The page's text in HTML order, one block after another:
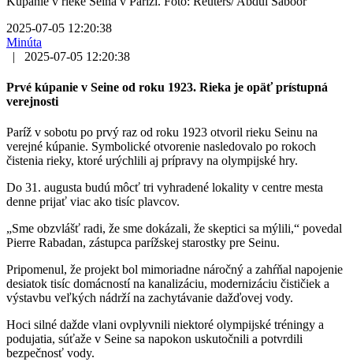
2025-07-05 12:20:38
Minúta
|
2025-07-05 12:20:38
Prvé kúpanie v Seine od roku 1923. Rieka je opäť prístupná
verejnosti
Paríž v sobotu po prvý raz od roku 1923 otvoril rieku Seinu na
verejné kúpanie. Symbolické otvorenie nasledovalo po rokoch
čistenia rieky, ktoré urýchlili aj prípravy na olympijské hry.
Do 31. augusta budú môcť tri vyhradené lokality v centre mesta
denne prijať viac ako tisíc plavcov.
„Sme obzvlášť radi, že sme dokázali, že skeptici sa mýlili,“ povedal
Pierre Rabadan, zástupca parížskej starostky pre Seinu.
Pripomenul, že projekt bol mimoriadne náročný a zahŕňal napojenie
desiatok tisíc domácností na kanalizáciu, modernizáciu čističiek a
výstavbu veľkých nádrží na zachytávanie dažďovej vody.
Hoci silné dažde vlani ovplyvnili niektoré olympijské tréningy a
podujatia, súťaže v Seine sa napokon uskutočnili a potvrdili
bezpečnosť vody.